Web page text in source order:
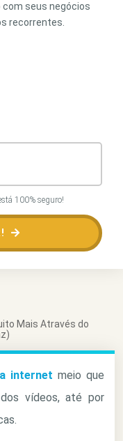
seus negócios
recorrentes.
100% seguro!
Mais Através do
internet meio que
vídeos, até por